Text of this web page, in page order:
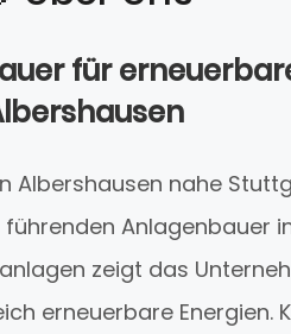
für
Albershausen nahe
Anlagenbauer
zeigt das
erneuerbare Energien.